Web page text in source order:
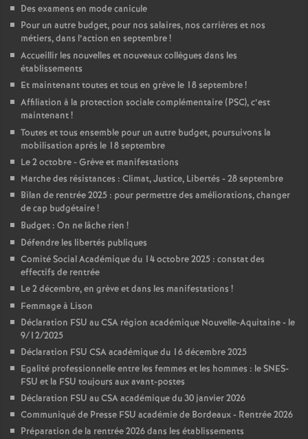
Des examens en mode canicule
Pour un autre budget, pour nos salaires, nos carrières et nos
métiers, dans l’action en septembre!
Accueillir les nouvelles et nouveaux collègues dans les
établissements
Et maintenant toutes et tous en grève le 18 septembre!
Affiliation à la protection sociale complémentaire (PSC), c’est
maintenant!
Toutes et tous ensemble pour un autre budget, poursuivons la
mobilisation après le 18 septembre
Le 2 octobre - Grève et manifestations
Marche des résistances : Climat, Justice, Libertés - 28 septembre
Bilan de rentrée 2025 : pour permettre des améliorations, changer
de cap budgétaire!
Budget : On ne lâche rien !
Défendre les libertés publiques
Comité Social Académique du 14 octobre 2025 : constat des
effectifs de rentrée
Le 2 décembre, en grève et dans les manifestations !
Femmage à Lison
Déclaration FSU au CSA région académique Nouvelle-Aquitaine - le
9/12/2025
Déclaration FSU CSA académique du 16 décembre 2025
Egalité professionnelle entre les femmes et les hommes : le SNES-
FSU et la FSU toujours aux avant-postes
Déclaration FSU au CSA académique du 30 janvier 2026
Communiqué de Presse FSU académie de Bordeaux - Rentrée 2026
Préparation de la rentrée 2026 dans les établissements